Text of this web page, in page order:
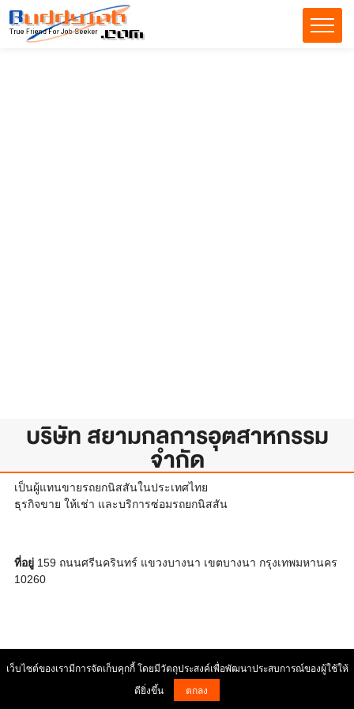
บริษัท สยามกลการอุตสาหกรรม
จำกัด
เป็นผู้แทนขายรถยกนิสสันในประเทศไทย
ธุรกิจขาย ให้เช่า และบริการซ่อมรถยกนิสสัน
ที่อยู่159 ถนนศรีนครินทร์ แขวงบางนา เขตบางนา กรุงเทพมหานคร
10260
เว็บไซต์ของเรามีการจัดเก็บคุกกี้ โดยมีวัตถุประสงค์เพื่อพัฒนาประสบการณ์ของผู้ใช้ให้
ดียิ่งขึ้น
ตกลง